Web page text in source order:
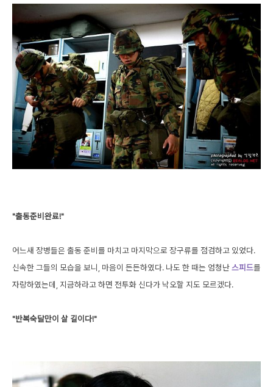
"출동준비완료!"
어느새 장병들은 출동 준비를 마치고 마지막으로 장구류를 점검하고 있었다.
신속한 그들의 모습을 보니, 마음이 든든하였다. 나도 한 때는 엄청난스피드를
자랑하였는데, 지금하라고 하면 전투화 신다가 낙오할 지도 모르겠다.
"반복숙달만이 살 길이다!"